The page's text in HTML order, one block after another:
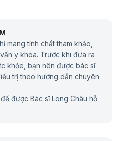
mang tính chất tham khảo,
y khoa. Trước khi đưa ra
khỏe, bạn nên được bác sĩ
trị theo hướng dẫn chuyên
để được Bác sĩ Long Châu hỗ